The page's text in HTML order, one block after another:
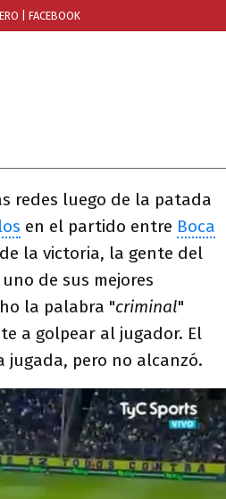
| FACEBOOK
redes luego de la patada
en el partido entre Boca
la victoria, la gente del
de sus mejores
la palabra "criminal"
a golpear al jugador. El
jugada, pero no alcanzó.